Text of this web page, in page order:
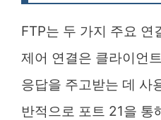
FTP는 두 가지 주요 연
제어 연결은 클라이언
응답을 주고받는 데 사
반적으로 포트 21을 통